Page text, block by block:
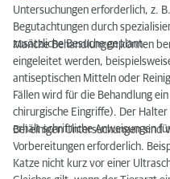
Untersuchungen erforderlich, z.
Begutachtungen durch
zusätzliche Besuche geplant.
Manche Behandlungen können
eingeleitet werden,
antiseptischen Mitteln oder
Fällen wird für die Behandlung
chirurgische Eingriffe). Der
erhält schriftliche Anweisungen
Bei einigen Untersuchungen sind
Vorbereitungen erforderlich.
Katze nicht kurz vor einer